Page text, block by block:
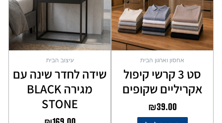
אחסון וארגון הבית
סט 3 קרשי קיפול
אקריליים שקופים
₪39.00
עיצוב הבית
שידה לחדר שינה עם
מגירה BLACK
STONE